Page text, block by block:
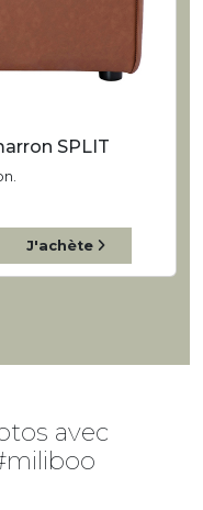
SPLIT
J'achète
avec